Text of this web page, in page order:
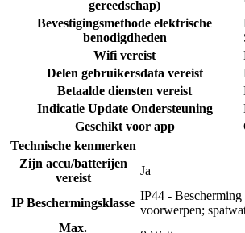
gereedschap)
Bevestigingsmethode elektrische
benodigdheden
Wifi vereist
Delen gebruikersdata vereist
Betaalde diensten vereist
Indicatie Update Ondersteuning
Geschikt voor app
Technische kenmerken
Zijn accu/batterijen
vereist
Ja
IP Beschermingsklasse
IP44 - Bescherming
voorwerpen;
Max.